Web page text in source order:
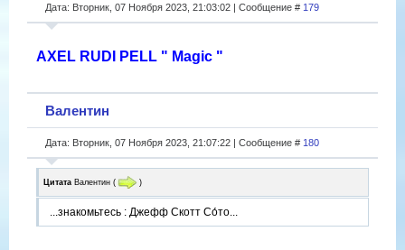
Дата: Вторник, 07 Ноября 2023, 21:03:02 | Сообщение # 179
AXEL RUDI PELL " Magic "
Валентин
Дата: Вторник, 07 Ноября 2023, 21:07:22 | Сообщение # 180
Цитата Валентин ( )
...знакомьтесь : Джефф Скотт Со́то...